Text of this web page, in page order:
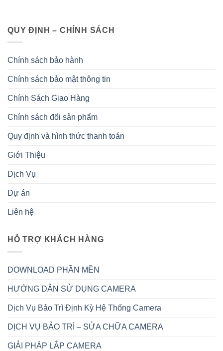
QUY ĐỊNH – CHÍNH SÁCH
Chính sách bảo hành
Chính sách bảo mật thông tin
Chính Sách Giao Hàng
Chính sách đổi sản phẩm
Quy định và hình thức thanh toán
Giới Thiệu
Dịch Vụ
Dự án
Liên hệ
HỖ TRỢ KHÁCH HÀNG
DOWNLOAD PHẦN MỀN
HƯỚNG DẪN SỬ DỤNG CAMERA
Dịch Vụ Bảo Trì Định Kỳ Hệ Thống Camera
DỊCH VỤ BẢO TRÌ – SỬA CHỮA CAMERA
GIẢI PHÁP LẮP CAMERA